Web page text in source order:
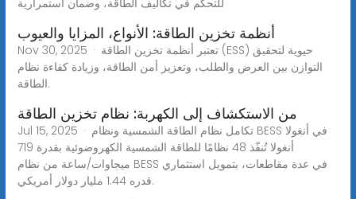
أنظمة تخزين الطاقة: الأنواع، المزايا والعيوب
Nov 30, 2025 · تعتبر أنظمة تخزين الطاقة (ESS) حيوية لتحقيق
التوازن بين العرض والطلب، وتعزيز أمن الطاقة، وزيادة كفاءة نظام
الطاقة.
من الاستكشاف إلى الكهربة: نظام تخزين الطاقة
Jul 15, 2025 · تكامل نظام الطاقة الشمسية ونظام BESS في أنغولا
أنغولا تُنفّذ 48 نظامًا للطاقة الشمسية الكهروضوئية بقدرة 719
ميجاوات/ساعة من نظام BESS في عدة مقاطعات، بتمويل استثماري
قدره 1.44 مليار دولار أمريكي.